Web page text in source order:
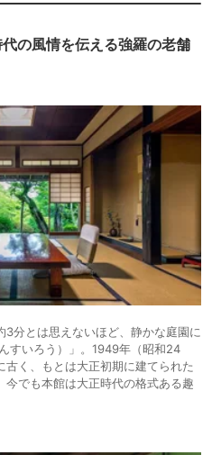
の風情を伝える強羅の老舗
分とは思えないほど、静かな庭園に
すいろう）」。1949年（昭和24
く、もとは大正初期に建てられた
でも本館は大正時代の格式ある趣